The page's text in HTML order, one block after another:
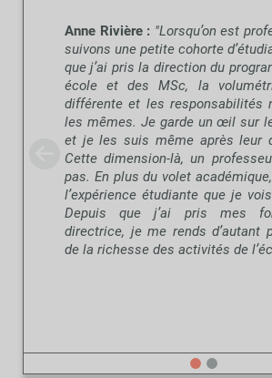
Anne Rivière : "Lorsqu’on est
suivons une petite cohorte
que j’ai pris la direction du
école et des MSc, la
différente et les responsabilités
les mêmes. Je garde un œil sur
et je les suis même après leur
Cette dimension-là, un
pas. En plus du volet
l’expérience étudiante que je
Depuis que j’ai pris mes
directrice, je me rends d’autant
de la richesse des activités de